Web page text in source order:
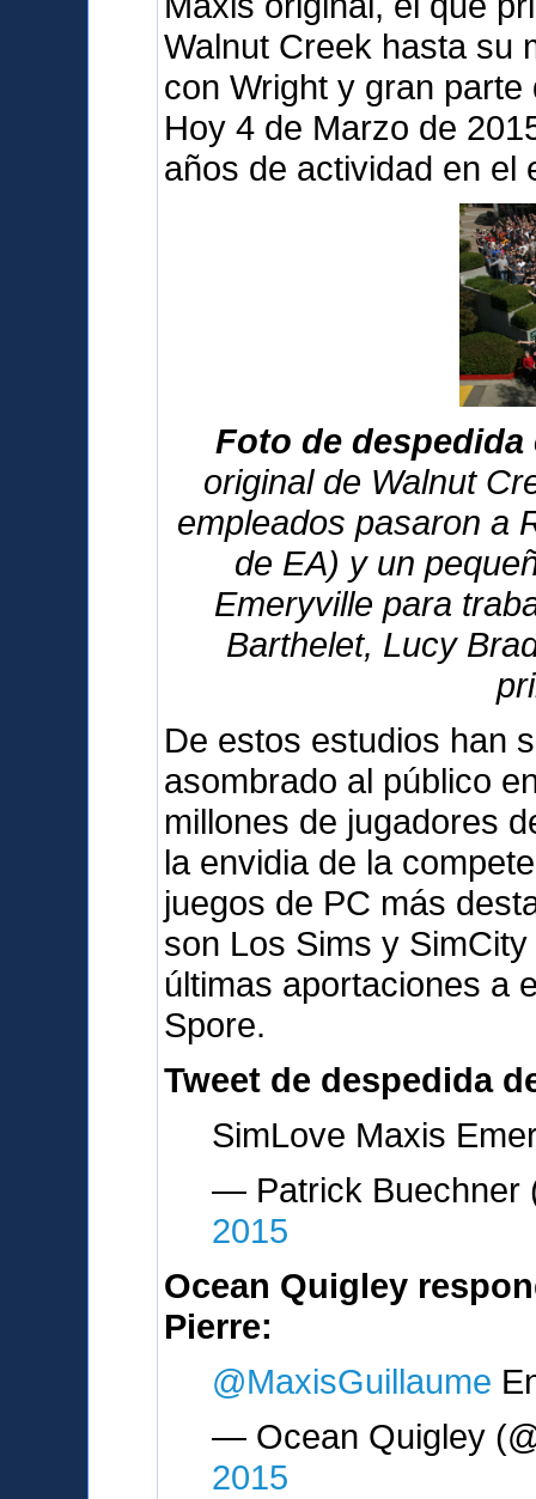
Walnut Creek hasta su
con Wright y gran
Hoy 4 de Marzo de
años de actividad en el
Foto de despedida
original de Walnut
empleados pasaron a
de EA) y un
Emeryville para
Barthelet, Lucy
De estos estudios han
asombrado al público
millones de jugadores
la envidia de la
juegos de PC más
son Los Sims y
últimas aportaciones a
Spore.
Tweet de despedida
SimLove Maxis
— Patrick Buechner
2015
Ocean Quigley
Pierre:
@MaxisGuillaume
— Ocean Quigley
2015